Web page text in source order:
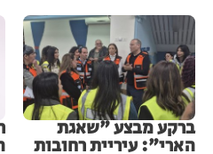
ברקע מבצע "שאגת
הארי": עיריית רחובות